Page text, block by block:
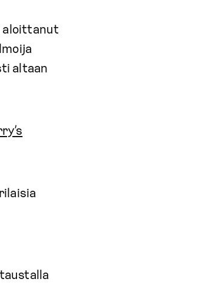
aloittanut
altaan